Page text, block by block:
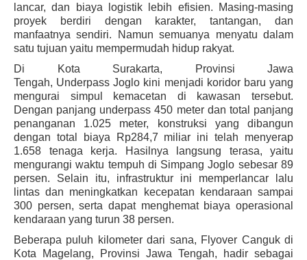
lancar, dan biaya logistik lebih efisien. Masing-masing
proyek berdiri dengan karakter, tantangan, dan
manfaatnya sendiri. Namun semuanya menyatu dalam
satu tujuan yaitu mempermudah hidup rakyat.
Di Kota Surakarta, Provinsi Jawa
Tengah, Underpass Joglo kini menjadi koridor baru yang
mengurai simpul kemacetan di kawasan tersebut.
Dengan panjang underpass 450 meter dan total panjang
penanganan 1.025 meter, konstruksi yang dibangun
dengan total biaya Rp284,7 miliar ini telah menyerap
1.658 tenaga kerja. Hasilnya langsung terasa, yaitu
mengurangi waktu tempuh di Simpang Joglo sebesar 89
persen. Selain itu, infrastruktur ini memperlancar lalu
lintas dan meningkatkan kecepatan kendaraan sampai
300 persen, serta dapat menghemat biaya operasional
kendaraan yang turun 38 persen.
Beberapa puluh kilometer dari sana, Flyover Canguk di
Kota Magelang, Provinsi Jawa Tengah, hadir sebagai